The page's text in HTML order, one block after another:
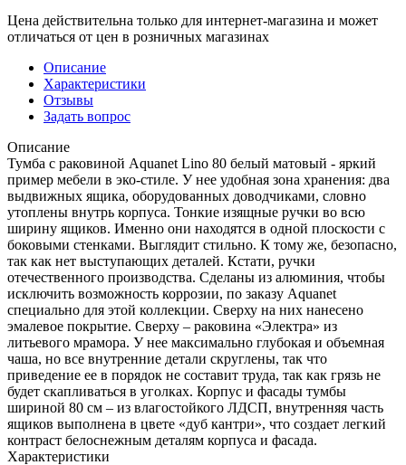
Цена действительна только для интернет-магазина и может
отличаться от цен в розничных магазинах
Описание
Характеристики
Отзывы
Задать вопрос
Описание
Тумба с раковиной Aquanet Lino 80 белый матовый - яркий
пример мебели в эко-стиле. У нее удобная зона хранения: два
выдвижных ящика, оборудованных доводчиками, словно
утоплены внутрь корпуса. Тонкие изящные ручки во всю
ширину ящиков. Именно они находятся в одной плоскости с
боковыми стенками. Выглядит стильно. К тому же, безопасно,
так как нет выступающих деталей. Кстати, ручки
отечественного производства. Сделаны из алюминия, чтобы
исключить возможность коррозии, по заказу Aquanet
специально для этой коллекции. Сверху на них нанесено
эмалевое покрытие. Сверху – раковина «Электра» из
литьевого мрамора. У нее максимально глубокая и объемная
чаша, но все внутренние детали скруглены, так что
приведение ее в порядок не составит труда, так как грязь не
будет скапливаться в уголках. Корпус и фасады тумбы
шириной 80 см – из влагостойкого ЛДСП, внутренняя часть
ящиков выполнена в цвете «дуб кантри», что создает легкий
контраст белоснежным деталям корпуса и фасада.
Характеристики